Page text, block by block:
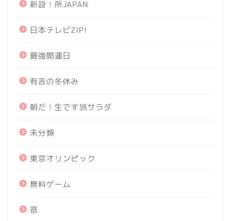
新設！所JAPAN
日本テレビZIP!
最強開運日
有吉の冬休み
朝だ！生です旅サラダ
未分類
東京オリンピック
無料ゲーム
祭